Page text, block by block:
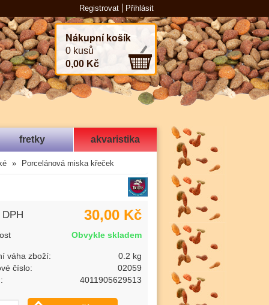
Registrovat Přihlásit
Nákupní košík
0 kusů
0,00 Kč
fretky akvaristika
Porcelánová miska křeček
30,00 Kč
Obvykle skladem
váha zboží:
0.2 kg
číslo:
02059
4011905629513